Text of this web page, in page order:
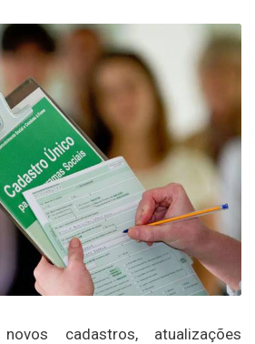
cadastros, atualizações